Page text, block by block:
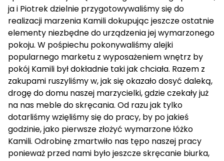
ja i Piotrek dzielnie przygotowywaliśmy się do
realizacji marzenia Kamili dokupując jeszcze ostatnie
elementy niezbędne do urządzenia jej wymarzonego
pokoju. W pośpiechu pokonywaliśmy alejki
popularnego marketu z wyposażeniem wnętrz by
pokój Kamili był dokładnie taki jak chciała. Razem z
zakupami ruszyliśmy w, jak się okazało dosyć daleką,
drogę do domu naszej marzycielki, gdzie czekały już
na nas meble do skręcania. Od razu jak tylko
dotarliśmy wzięliśmy się do pracy, by po jakieś
godzinie, jako pierwsze złożyć wymarzone łóżko
Kamili. Odrobinę zmartwiło nas tępo naszej pracy
ponieważ przed nami było jeszcze skręcanie biurka,